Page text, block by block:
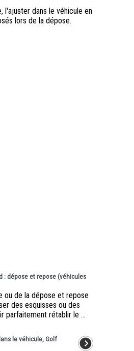
l'ajuster dans le véhicule en
lors de la dépose.
: dépose et repose (véhicules
ou de la dépose et repose
des esquisses ou des
parfaitement rétablir le ...
le véhicule, Golf